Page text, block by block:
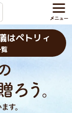
はペトリィ